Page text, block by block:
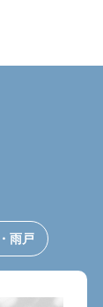
雨戸